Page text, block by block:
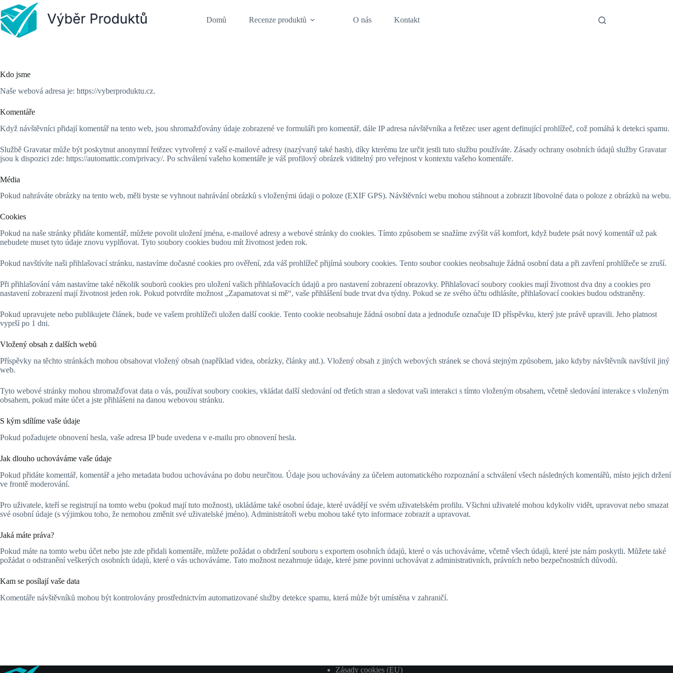
to
content
Domů Recenze produktů O nás Kontakt
Kdo jsme
Naše webová adresa je: https://vyberproduktu.cz.
Komentáře
Když návštěvníci přidají komentář na tento web, jsou shromažďovány údaje zobrazené ve formuláři pro komentář, dále IP adresa návštěvníka a řetězec user agent definující prohlížeč, což pomáhá k detekci spamu.
Službě Gravatar může být poskytnut anonymní řetězec vytvořený z vaší e-mailové adresy (nazývaný také hash), díky kterému lze určit jestli tuto službu používáte. Zásady ochrany osobních údajů služby Gravatar
jsou k dispozici zde: https://automattic.com/privacy/. Po schválení vašeho komentáře je váš profilový obrázek viditelný pro veřejnost v kontextu vašeho komentáře.
Média
Pokud nahráváte obrázky na tento web, měli byste se vyhnout nahrávání obrázků s vloženými údaji o poloze (EXIF GPS). Návštěvníci webu mohou stáhnout a zobrazit libovolné data o poloze z obrázků na webu.
Cookies
Pokud na naše stránky přidáte komentář, můžete povolit uložení jména, e-mailové adresy a webové stránky do cookies. Tímto způsobem se snažíme zvýšit váš komfort, když budete psát nový komentář už pak
nebudete muset tyto údaje znovu vyplňovat. Tyto soubory cookies budou mít životnost jeden rok.
Pokud navštívíte naši přihlašovací stránku, nastavíme dočasné cookies pro ověření, zda váš prohlížeč přijímá soubory cookies. Tento soubor cookies neobsahuje žádná osobní data a při zavření prohlížeče se zruší.
Při přihlašování vám nastavíme také několik souborů cookies pro uložení vašich přihlašovacích údajů a pro nastavení zobrazení obrazovky. Přihlašovací soubory cookies mají životnost dva dny a cookies pro
nastavení zobrazení mají životnost jeden rok. Pokud potvrdíte možnost „Zapamatovat si mě“, vaše přihlášení bude trvat dva týdny. Pokud se ze svého účtu odhlásíte, přihlašovací cookies budou odstraněny.
Pokud upravujete nebo publikujete článek, bude ve vašem prohlížeči uložen další cookie. Tento cookie neobsahuje žádná osobní data a jednoduše označuje ID příspěvku, který jste právě upravili. Jeho platnost
vyprší po 1 dni.
Vložený obsah z dalších webů
Příspěvky na těchto stránkách mohou obsahovat vložený obsah (například videa, obrázky, články atd.). Vložený obsah z jiných webových stránek se chová stejným způsobem, jako kdyby návštěvník navštívil jiný
web.
Tyto webové stránky mohou shromažďovat data o vás, používat soubory cookies, vkládat další sledování od třetích stran a sledovat vaši interakci s tímto vloženým obsahem, včetně sledování interakce s vloženým
obsahem, pokud máte účet a jste přihlášeni na danou webovou stránku.
S kým sdílíme vaše údaje
Pokud požadujete obnovení hesla, vaše adresa IP bude uvedena v e-mailu pro obnovení hesla.
Jak dlouho uchováváme vaše údaje
Pokud přidáte komentář, komentář a jeho metadata budou uchovávána po dobu neurčitou. Údaje jsou uchovávány za účelem automatického rozpoznání a schválení všech následných komentářů, místo jejich držení
ve frontě moderování.
Pro uživatele, kteří se registrují na tomto webu (pokud mají tuto možnost), ukládáme také osobní údaje, které uvádějí ve svém uživatelském profilu. Všichni uživatelé mohou kdykoliv vidět, upravovat nebo smazat
své osobní údaje (s výjimkou toho, že nemohou změnit své uživatelské jméno). Administrátoři webu mohou také tyto informace zobrazit a upravovat.
Jaká máte práva?
Pokud máte na tomto webu účet nebo jste zde přidali komentáře, můžete požádat o obdržení souboru s exportem osobních údajů, které o vás uchováváme, včetně všech údajů, které jste nám poskytli. Můžete také
požádat o odstranění veškerých osobních údajů, které o vás uchováváme. Tato možnost nezahrnuje údaje, které jsme povinni uchovávat z administrativních, právních nebo bezpečnostních důvodů.
Kam se posílají vaše data
Komentáře návštěvníků mohou být kontrolovány prostřednictvím automatizované služby detekce spamu, která může být umístěna v zahraničí.
Zásady cookies (EU)